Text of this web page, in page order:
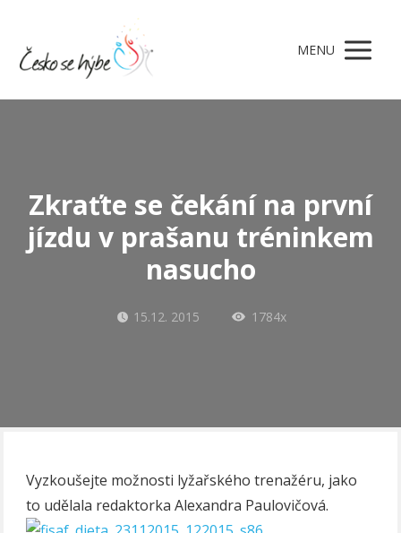
MENU
Zkraťte se čekání na první
jízdu v prašanu tréninkem
nasucho
15.12. 2015 1784x
Vyzkoušejte možnosti lyžařského trenažéru, jako
to udělala redaktorka Alexandra Paulovičová.